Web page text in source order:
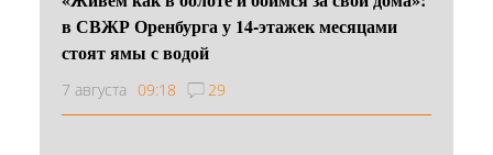
в СВЖР Оренбурга у 14-этажек месяцами
стоят ямы с водой
7 августа 09:18 29